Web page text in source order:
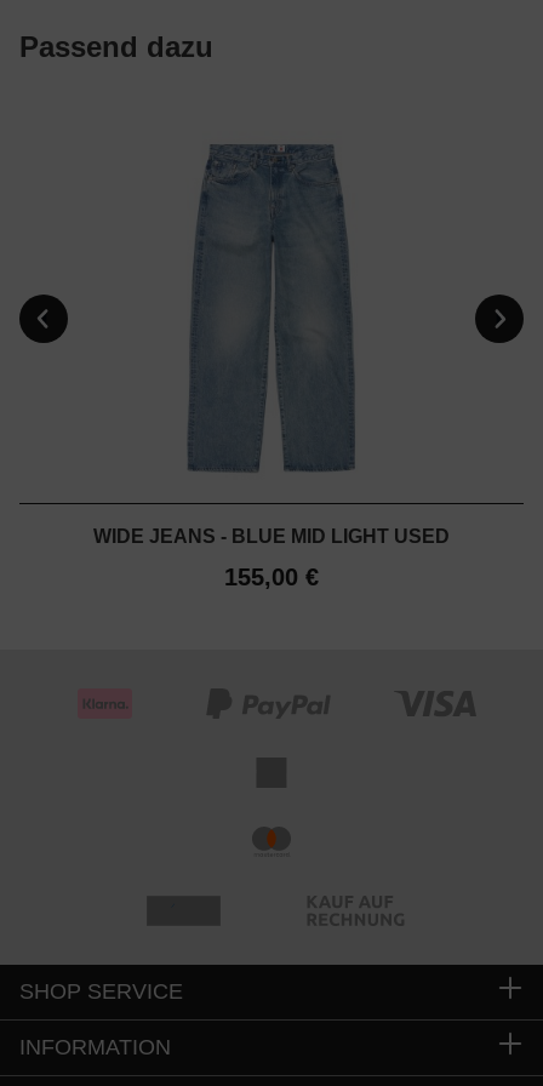
Passend dazu
WIDE JEANS - BLUE MID LIGHT USED
155,00 €
SHOP SERVICE
INFORMATION